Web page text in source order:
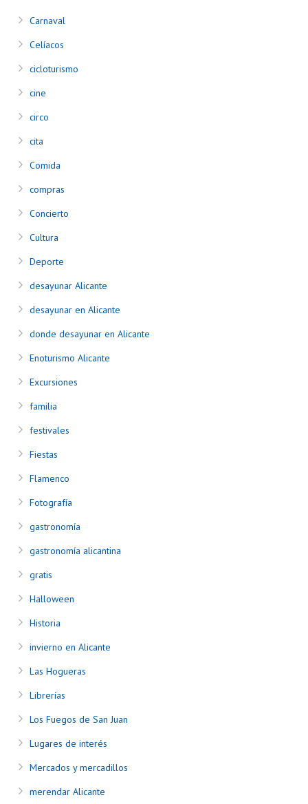
Carnaval
Celíacos
cicloturismo
cine
circo
cita
Comida
compras
Concierto
Cultura
Deporte
desayunar Alicante
desayunar en Alicante
donde desayunar en Alicante
Enoturismo Alicante
Excursiones
familia
festivales
Fiestas
Flamenco
Fotografía
gastronomía
gastronomía alicantina
gratis
Halloween
Historia
invierno en Alicante
Las Hogueras
Librerías
Los Fuegos de San Juan
Lugares de interés
Mercados y mercadillos
merendar Alicante